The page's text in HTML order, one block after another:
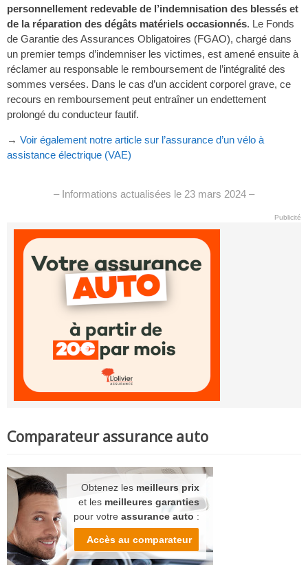
personnellement redevable de l’indemnisation des blessés et
de la réparation des dégâts matériels occasionnés. Le Fonds
de Garantie des Assurances Obligatoires (FGAO), chargé dans
un premier temps d’indemniser les victimes, est amené ensuite à
réclamer au responsable le remboursement de l’intégralité des
sommes versées. Dans le cas d’un accident corporel grave, ce
recours en remboursement peut entraîner un endettement
prolongé du conducteur fautif.
→ Voir également notre article sur l’assurance d’un vélo à
assistance électrique (VAE)
– Informations actualisées le 23 mars 2024 –
Publicité
Comparateur assurance auto
Obtenez les meilleurs prix
et les meilleures garanties
pour votre assurance auto :
Accès au comparateur